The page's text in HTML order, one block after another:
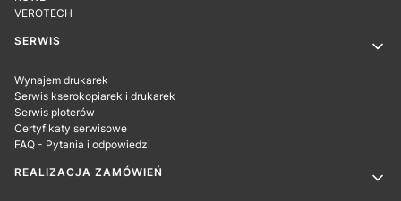
VEROTECH
SERWIS
Wynajem drukarek
Serwis kserokopiarek i drukarek
Serwis ploterów
Certyfikaty serwisowe
FAQ - Pytania i odpowiedzi
REALIZACJA ZAMÓWIEŃ